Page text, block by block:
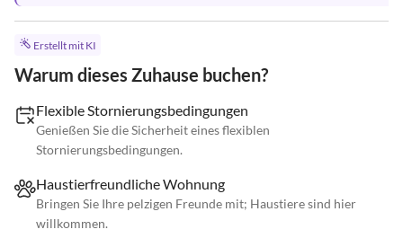
Erstellt mit KI
Warum dieses Zuhause buchen?
Flexible Stornierungsbedingungen
Genießen Sie die Sicherheit eines flexiblen
Stornierungsbedingungen.
Haustierfreundliche Wohnung
Bringen Sie Ihre pelzigen Freunde mit; Haustiere sind hier
willkommen.